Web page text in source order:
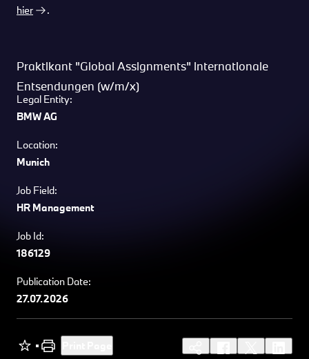
hier
.
Praktikant "Global Assignments" internationale
Entsendungen (w/m/x)
Legal Entity:
BMW AG
Location:
Munich
Job Field:
HR Management
Job Id:
186129
Publication Date:
27.07.2026